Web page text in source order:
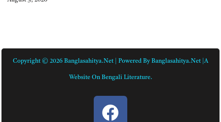
Copyright © 2026 Banglasahitya.net | Powered By Banglasahitya.net |A
Website On Bengali Literature.